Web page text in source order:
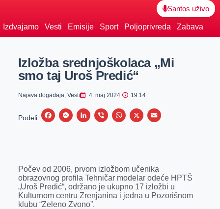
Santos uživo
Izdvajamo Vesti Emisije Sport Poljoprivreda Zabava
Izložba srednjoškolaca „Mi
smo taj Uroš Predić“
Najava događaja, Vesti 4. maj 2024. 19:14
Podeli:
F
b
o
o
M
e
n
g
L
e
d
I
V
r
W
s
A
p
X
E
Počev od 2006, prvom izložbom učenika
obrazovnog profila Tehničar modelar odeće HPTŠ
„Uroš Predić“, održano je ukupno 17 izložbi u
Kulturnom centru Zrenjanina i jedna u Pozorišnom
klubu “Zeleno Zvono”.